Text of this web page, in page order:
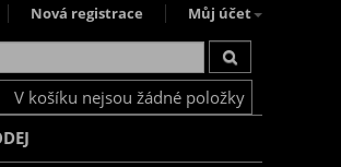
Nová registrace Můj účet
V košíku nejsou žádné položky